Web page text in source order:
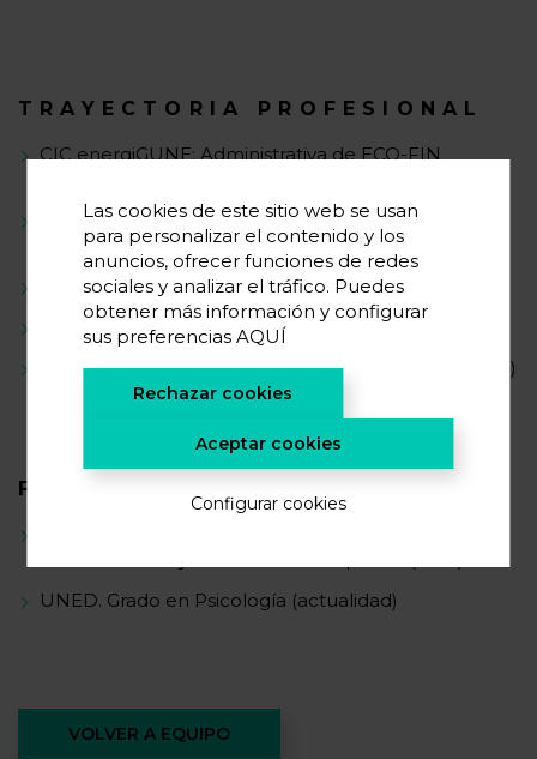
TRAYECTORIA PROFESIONAL
CIC energiGUNE: Administrativa de ECO-FIN
Aciturri Aeroengines,S.L.U. Técnico de
aprovisionamiento (06/2022-01/2024)
C2Masi, S.L.U. Administrativa (02/2022-06/2022)
Gestora de banca comercial (12/2020-05/2021)
Baika Gestión, S.L.U. Administrativa (10/2018-06/2020)
FORMACIÓN ACADÉMICA
UNED. Grado en Psicología (actualidad)
VOLVER A EQUIPO
Las cookies de este sitio web se usan
para personalizar el contenido y los
anuncios, ofrecer funciones de redes
sociales y analizar el tráfico. Puedes
obtener más información y configurar
sus preferenciasAQUÍ
Rechazar cookies
Aceptar cookies
Configurar cookies